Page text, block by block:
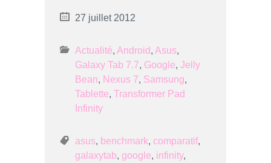
27 juillet 2012
Actualité, Android, Asus,
Galaxy Tab 7.7, Google, Jelly
Bean, Nexus 7, Samsung,
Tablette, Transformer Pad
Infinity
asus, benchmark, comparatif,
galaxytab, google, infinity,